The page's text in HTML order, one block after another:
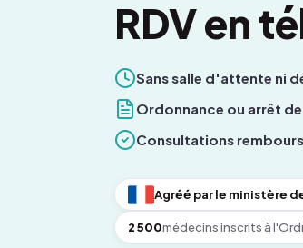
RDV en
Sans salle d'attente ni
Ordonnance ou arrêt
Consultations
Agréé par le ministère
2 500médecins inscrits à